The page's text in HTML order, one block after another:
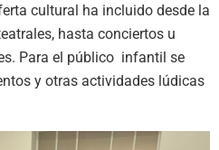
cultural ha incluido desde la
hasta conciertos u
Para el público infantil se
y otras actividades lúdicas